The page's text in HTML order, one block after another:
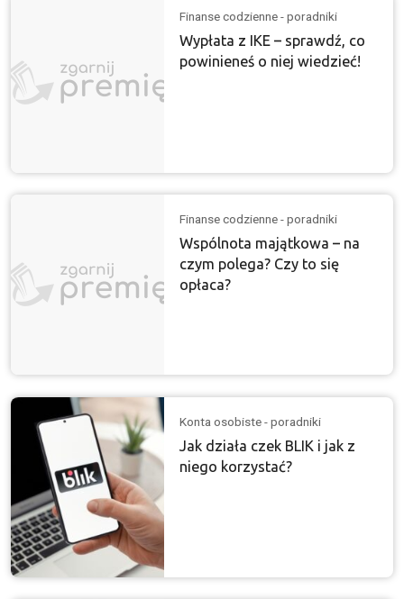
Finanse codzienne - poradniki
Wypłata z IKE – sprawdź, co
powinieneś o niej wiedzieć!
Finanse codzienne - poradniki
Wspólnota majątkowa – na
czym polega? Czy to się
opłaca?
Konta osobiste - poradniki
Jak działa czek BLIK i jak z
niego korzystać?